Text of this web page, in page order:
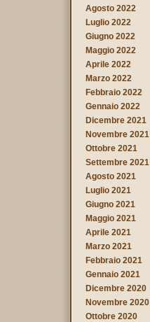
Agosto 2022
Luglio 2022
Giugno 2022
Maggio 2022
Aprile 2022
Marzo 2022
Febbraio 2022
Gennaio 2022
Dicembre 2021
Novembre 2021
Ottobre 2021
Settembre 2021
Agosto 2021
Luglio 2021
Giugno 2021
Maggio 2021
Aprile 2021
Marzo 2021
Febbraio 2021
Gennaio 2021
Dicembre 2020
Novembre 2020
Ottobre 2020